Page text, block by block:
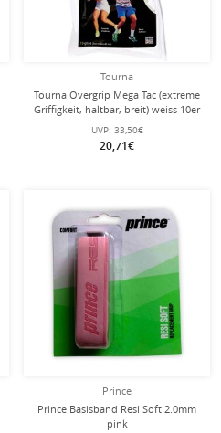
Tourna
Tourna Overgrip Mega Tac (extreme
Griffigkeit, haltbar, breit) weiss 10er
Rolle
UVP: 33,50€
20,71€
Prince
Prince Basisband Resi Soft 2.0mm
pink